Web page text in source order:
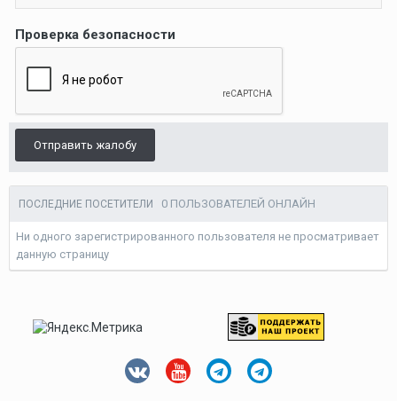
Проверка безопасности
Отправить жалобу
ПОСЛЕДНИЕ ПОСЕТИТЕЛИ 0 ПОЛЬЗОВАТЕЛЕЙ ОНЛАЙН
Ни одного зарегистрированного пользователя не просматривает
данную страницу